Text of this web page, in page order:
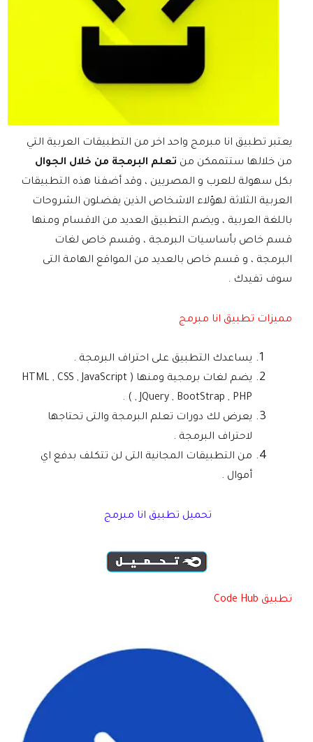
يعتبر تطبيق انا مبرمج واحد اخر من التطبيقات العربية التي
من خلالها ستتممكن منتعلم البرمجة من خلال الجوال
بكل سهولة للعرب و المصريين ، وقد أضفنا هذه التطبيقات
العربية الثلاثة لهؤلاء الاشخاص الذين يفضلون الشروحات
باللغة العربية ، ويضم التطبيق العديد من الاقسام ومنها
قسم خاص بأساسيات البرمجة ، وقسم خاص لغات
البرمجة ، و قسم خاص بالعديد من المواقع الهامة التى
سوف تفيدك .
مميزات تطبيق انا مبرمج
يساعدك التطبيق على احتراف البرمجة .
يضم لغات برمجية ومنها ( HTML , CSS , JavaScript
, JQuery , BootStrap , PHP ) .
يعرض لك دورات تعلم البرمجة والتى تحتاجها
لاحتراف البرمجة .
من التطبيقات المجانية التى لن تتكلف بدفع اي
أموال .
تحميل تطبيق انا مبرمج
تطبيق Code Hub‏